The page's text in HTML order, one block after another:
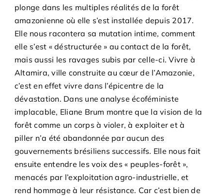
plonge dans les multiples réalités de la forêt
amazonienne où elle s’est installée depuis 2017.
Elle nous racontera sa mutation intime, comment
elle s’est « déstructurée » au contact de la forêt,
mais aussi les ravages subis par celle-ci. Vivre à
Altamira, ville construite au cœur de l’Amazonie,
c’est en effet vivre dans l’épicentre de la
dévastation. Dans une analyse écoféministe
implacable, Eliane Brum montre que la vision de la
forêt comme un corps à violer, à exploiter et à
piller n’a été abandonnée par aucun des
gouvernements brésiliens successifs. Elle nous fait
ensuite entendre les voix des « peuples-forêt »,
menacés par l’exploitation agro-industrielle, et
rend hommage à leur résistance. Car c’est bien de